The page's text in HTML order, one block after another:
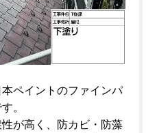
ペイントのファインパ
。
が高く、防カビ・防藻